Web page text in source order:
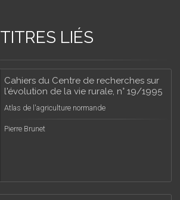
TITRES LIÉS
Cahiers du Centre de recherches sur
l'évolution de la vie rurale, n° 19/1995
Atlas de l'agriculture normande
Pierre Brunet